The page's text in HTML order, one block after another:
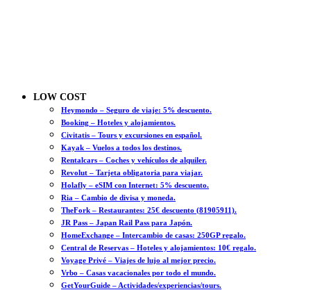
LOW COST
Heymondo – Seguro de viaje: 5% descuento.
Booking – Hoteles y alojamientos.
Civitatis – Tours y excursiones en español.
Kayak – Vuelos a todos los destinos.
Rentalcars – Coches y vehículos de alquiler.
Revolut – Tarjeta obligatoria para viajar.
Holafly – eSIM con Internet: 5% descuento.
Ria – Cambio de divisa y moneda.
TheFork – Restaurantes: 25€ descuento (81905911).
JR Pass – Japan Rail Pass para Japón.
HomeExchange – Intercambio de casas: 250GP regalo.
Central de Reservas – Hoteles y alojamientos: 10€ regalo.
Voyage Privé – Viajes de lujo al mejor precio.
Vrbo – Casas vacacionales por todo el mundo.
GetYourGuide – Actividades/experiencias/tours.